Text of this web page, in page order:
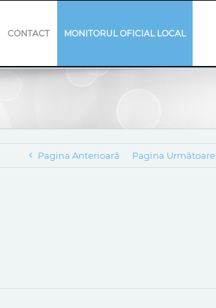
CONTACT MONITORUL OFICIAL LOCAL
Pagina Anterioară Pagina Următoare